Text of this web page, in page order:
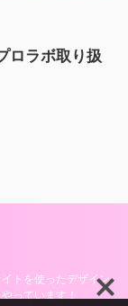
ロラボ取り扱
トを使ったデザイン
っています！